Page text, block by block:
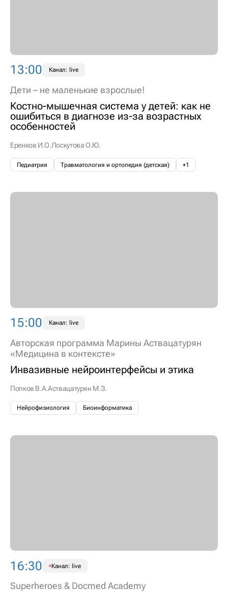
13:00 Канал: live
Дети – не маленькие взрослые!
Костно-мышечная система у детей: как не
ошибиться в диагнозе из-за возрастных
особенностей
Еренков И.О.Лоскутова О.Ю.
Педиатрия Травматология и ортопедия (детская) +1
15:00 Канал: live
Авторская программа Марины Аствацатурян
«Медицина в контексте»
Инвазивные нейроинтерфейсы и этика
Попков В.А.Аствацатурян М.З.
Нейрофизиология Биоинформатика
16:30 Канал: live
Superheroes & Docmed Academy